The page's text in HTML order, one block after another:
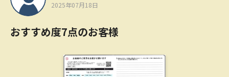
2025年07月18日
おすすめ度7点のお客様